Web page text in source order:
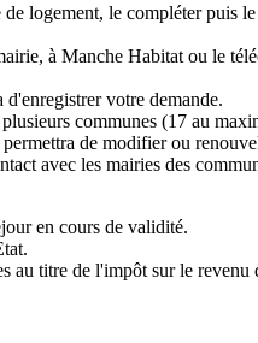
logement, le compléter puis
à Manche Habitat ou le
votre demande.
communes (17 au
de modifier ou
avec les mairies des
en cours de validité.
au titre de l'impôt sur le